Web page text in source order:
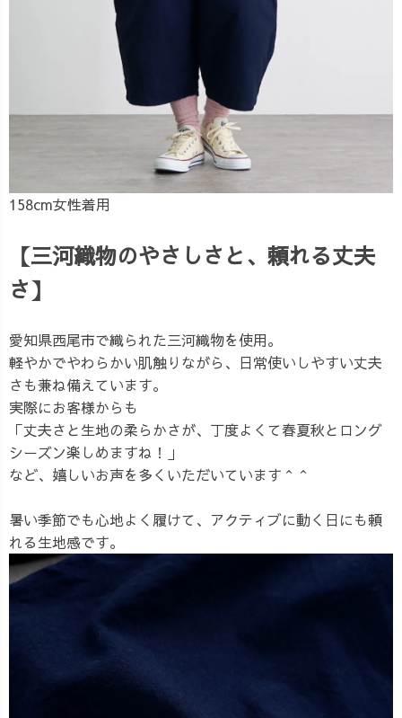
158cm女性着用
【三河織物のやさしさと、頼れる丈夫
さ】
愛知県西尾市で織られた三河織物を使用。
軽やかでやわらかい肌触りながら、日常使いしやすい丈夫
さも兼ね備えています。
実際にお客様からも
「丈夫さと生地の柔らかさが、丁度よくて春夏秋とロング
シーズン楽しめますね！」
など、嬉しいお声を多くいただいています＾＾
暑い季節でも心地よく履けて、アクティブに動く日にも頼
れる生地感です。